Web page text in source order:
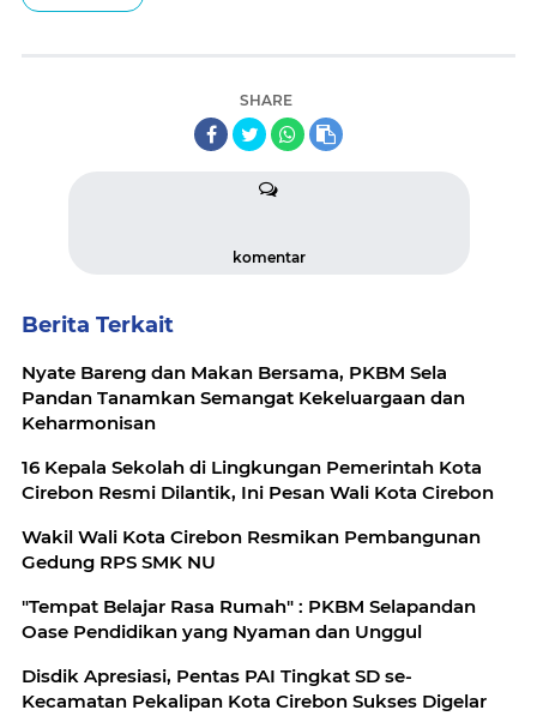
SHARE
komentar
Berita Terkait
Nyate Bareng dan Makan Bersama, PKBM Sela
Pandan Tanamkan Semangat Kekeluargaan dan
Keharmonisan
16 Kepala Sekolah di Lingkungan Pemerintah Kota
Cirebon Resmi Dilantik, Ini Pesan Wali Kota Cirebon
Wakil Wali Kota Cirebon Resmikan Pembangunan
Gedung RPS SMK NU
"Tempat Belajar Rasa Rumah" : PKBM Selapandan
Oase Pendidikan yang Nyaman dan Unggul
Disdik Apresiasi, Pentas PAI Tingkat SD se-
Kecamatan Pekalipan Kota Cirebon Sukses Digelar